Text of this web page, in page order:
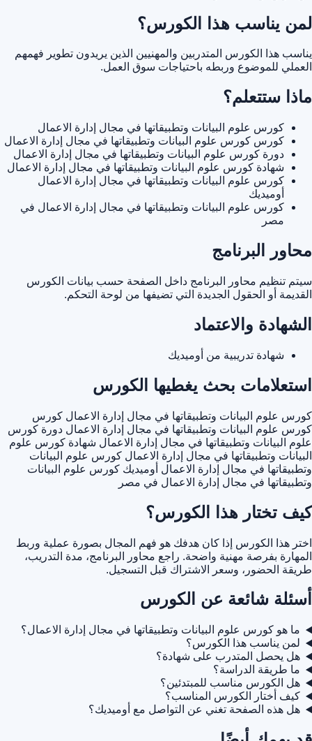
لمن يناسب هذا الكورس؟
يناسب هذا الكورس المتدربين والمهنيين الذين يريدون تطوير فهمهم
العملي للموضوع وربطه باحتياجات سوق العمل.
ماذا ستتعلم؟
كورس علوم البيانات وتطبيقاتها في مجال إدارة الاعمال
كورس كورس علوم البيانات وتطبيقاتها في مجال إدارة الاعمال
دورة كورس علوم البيانات وتطبيقاتها في مجال إدارة الاعمال
شهادة كورس علوم البيانات وتطبيقاتها في مجال إدارة الاعمال
كورس علوم البيانات وتطبيقاتها في مجال إدارة الاعمال
أوميديك
كورس علوم البيانات وتطبيقاتها في مجال إدارة الاعمال في
مصر
محاور البرنامج
سيتم تنظيم محاور البرنامج داخل الصفحة حسب بيانات الكورس
القديمة أو الحقول الجديدة التي تضيفها من لوحة التحكم.
الشهادة والاعتماد
شهادة تدريبية من أوميديك
استعلامات بحث يغطيها الكورس
كورس علوم البيانات وتطبيقاتها في مجال إدارة الاعمال كورس
كورس علوم البيانات وتطبيقاتها في مجال إدارة الاعمال دورة كورس
علوم البيانات وتطبيقاتها في مجال إدارة الاعمال شهادة كورس علوم
البيانات وتطبيقاتها في مجال إدارة الاعمال كورس علوم البيانات
وتطبيقاتها في مجال إدارة الاعمال أوميديك كورس علوم البيانات
وتطبيقاتها في مجال إدارة الاعمال في مصر
كيف تختار هذا الكورس؟
اختر هذا الكورس إذا كان هدفك هو فهم المجال بصورة عملية وربط
المهارة بفرصة مهنية واضحة. راجع محاور البرنامج، مدة التدريب،
طريقة الحضور، وسعر الاشتراك قبل التسجيل.
أسئلة شائعة عن الكورس
ما هو كورس علوم البيانات وتطبيقاتها في مجال إدارة الاعمال؟
لمن يناسب هذا الكورس؟
هل يحصل المتدرب على شهادة؟
ما طريقة الدراسة؟
هل الكورس مناسب للمبتدئين؟
كيف أختار الكورس المناسب؟
هل هذه الصفحة تغني عن التواصل مع أوميديك؟